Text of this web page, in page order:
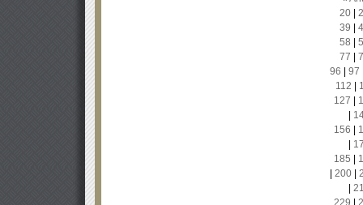
20|
39
58
77
96
97
112
127
156
185
200|
229